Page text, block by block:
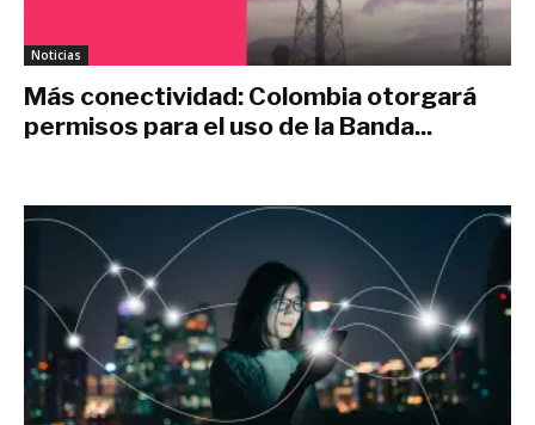
Noticias
Más conectividad: Colombia otorgará
permisos para el uso de la Banda...